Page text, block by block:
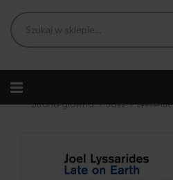
Strona główna Jazz